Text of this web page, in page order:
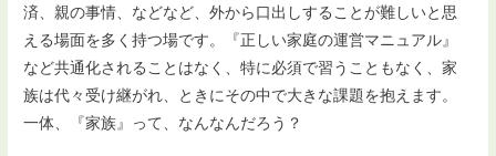
済、親の事情、などなど、外から口出しすることが難しいと思
える場面を多く持つ場です。『正しい家庭の運営マニュアル』
など共通化されることはなく、特に必須で習うこともなく、家
族は代々受け継がれ、ときにその中で大きな課題を抱えます。
一体、『家族』って、なんなんだろう？